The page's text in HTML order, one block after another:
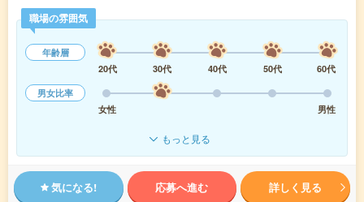
職場の雰囲気
年齢層
20代
30代 40代 50代
60代
男女比率
女性
男性
もっと見る
気になる! 応募へ進む 詳しく見る